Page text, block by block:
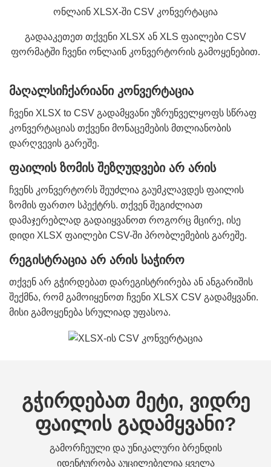
ონლაინ XLSX-ში CSV კონვერტაცია
გადააკეთეთ თქვენი XLSX ან XLS ფაილები CSV
ფორმატში ჩვენი ონლაინ კონვერტორის გამოყენებით.
მაღალსიჩქარიანი კონვერტაცია
ჩვენი XLSX to CSV გადამყვანი უზრუნველყოფს სწრაფ
კონვერტაციას თქვენი მონაცემების მთლიანობის
დარღვევის გარეშე.
ფაილის ზომის შეზღუდვები არ არის
ჩვენს კონვერტორს შეუძლია გაუმკლავდეს ფაილის
ზომის ფართო სპექტრს. თქვენ შეგიძლიათ
დამაჯერებლად გადაიყვანოთ როგორც მცირე, ისე
დიდი XLSX ფაილები CSV-ში პრობლემების გარეშე.
რეგისტრაცია არ არის საჭირო
თქვენ არ გჭირდებათ დარეგისტრირება ან ანგარიშის
შექმნა, რომ გამოიყენოთ ჩვენი XLSX CSV გადამყვანი.
მისი გამოყენება სრულიად უფასოა.
გჭირდებათ მეტი, ვიდრე
ფაილის გადამყვანი?
გამორჩეული და უნიკალური ბრენდის
იდენტურობა აუცილებელია ყველა